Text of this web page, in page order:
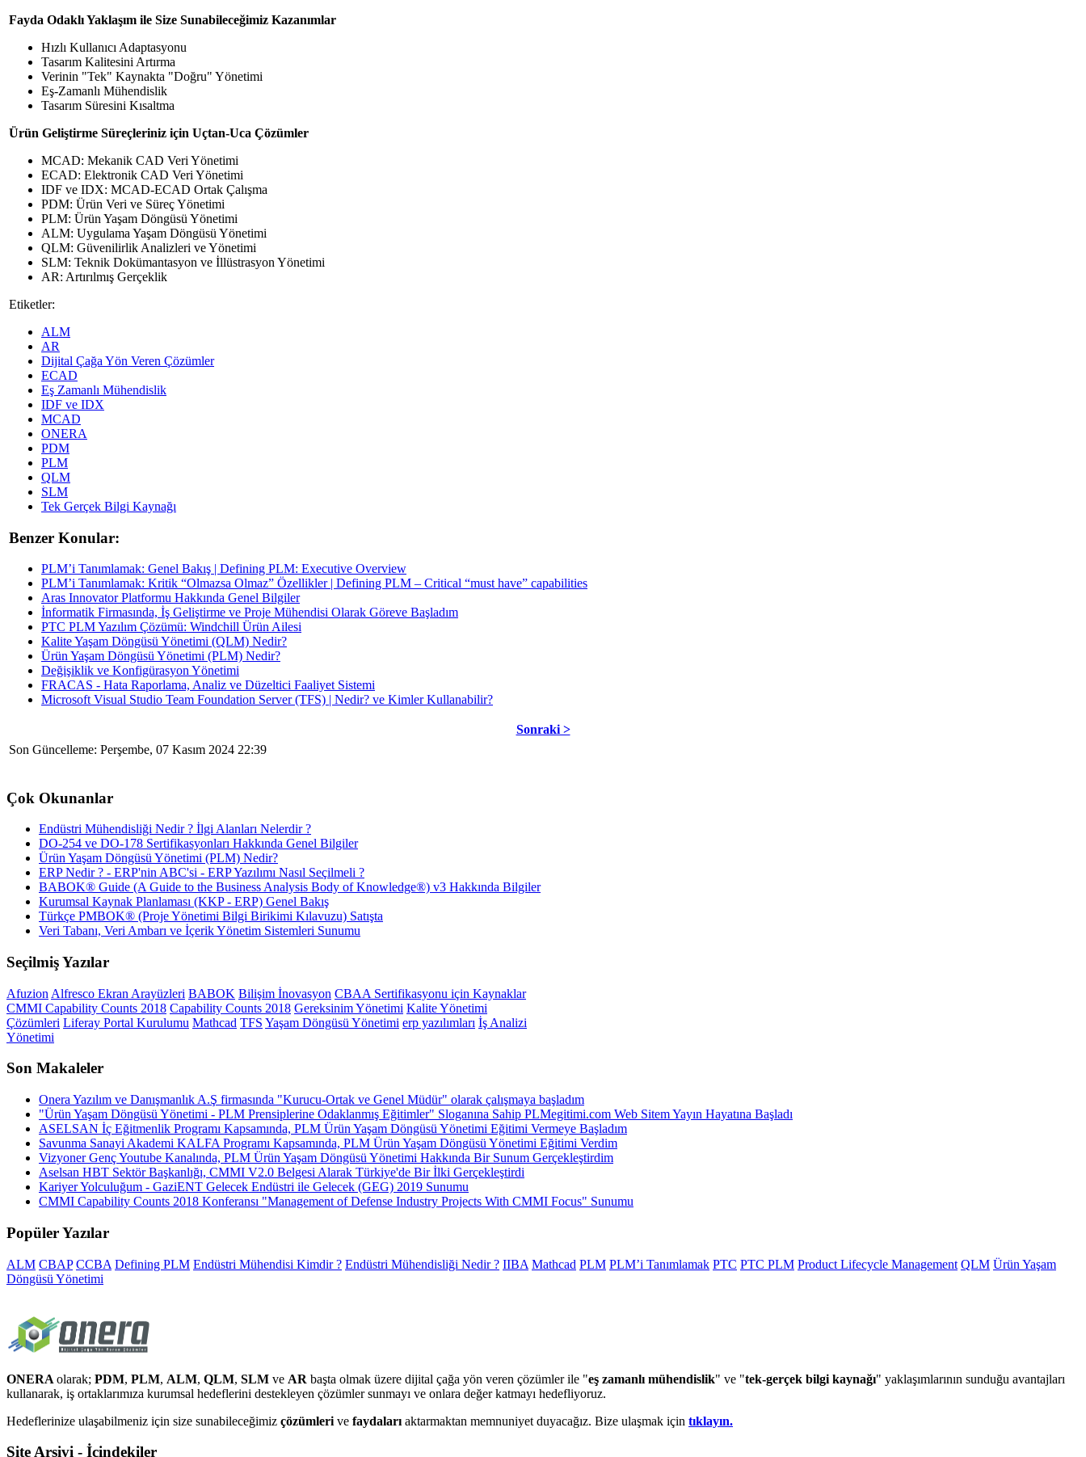
Fayda Odaklı Yaklaşım ile Size Sunabileceğimiz Kazanımlar
Hızlı Kullanıcı Adaptasyonu
Tasarım Kalitesini Artırma
Verinin "Tek" Kaynakta "Doğru" Yönetimi
Eş-Zamanlı Mühendislik
Tasarım Süresini Kısaltma
Ürün Geliştirme Süreçleriniz için Uçtan-Uca Çözümler
MCAD: Mekanik CAD Veri Yönetimi
ECAD: Elektronik CAD Veri Yönetimi
IDF ve IDX: MCAD-ECAD Ortak Çalışma
PDM: Ürün Veri ve Süreç Yönetimi
PLM: Ürün Yaşam Döngüsü Yönetimi
ALM: Uygulama Yaşam Döngüsü Yönetimi
QLM: Güvenilirlik Analizleri ve Yönetimi
SLM: Teknik Dokümantasyon ve İllüstrasyon Yönetimi
AR: Artırılmış Gerçeklik
Etiketler:
ALM
AR
Dijital Çağa Yön Veren Çözümler
ECAD
Eş Zamanlı Mühendislik
IDF ve IDX
MCAD
ONERA
PDM
PLM
QLM
SLM
Tek Gerçek Bilgi Kaynağı
Benzer Konular:
PLM’i Tanımlamak: Genel Bakış | Defining PLM: Executive Overview
PLM’i Tanımlamak: Kritik “Olmazsa Olmaz” Özellikler | Defining PLM – Critical “must have” capabilities
Aras Innovator Platformu Hakkında Genel Bilgiler
İnformatik Firmasında, İş Geliştirme ve Proje Mühendisi Olarak Göreve Başladım
PTC PLM Yazılım Çözümü: Windchill Ürün Ailesi
Kalite Yaşam Döngüsü Yönetimi (QLM) Nedir?
Ürün Yaşam Döngüsü Yönetimi (PLM) Nedir?
Değişiklik ve Konfigürasyon Yönetimi
FRACAS - Hata Raporlama, Analiz ve Düzeltici Faaliyet Sistemi
Microsoft Visual Studio Team Foundation Server (TFS) | Nedir? ve Kimler Kullanabilir?
Sonraki >
Son Güncelleme: Perşembe, 07 Kasım 2024 22:39
Çok Okunanlar
Endüstri Mühendisliği Nedir ? İlgi Alanları Nelerdir ?
DO-254 ve DO-178 Sertifikasyonları Hakkında Genel Bilgiler
Ürün Yaşam Döngüsü Yönetimi (PLM) Nedir?
ERP Nedir ? - ERP'nin ABC'si - ERP Yazılımı Nasıl Seçilmeli ?
BABOK® Guide (A Guide to the Business Analysis Body of Knowledge®) v3 Hakkında Bilgiler
Kurumsal Kaynak Planlaması (KKP - ERP) Genel Bakış
Türkçe PMBOK® (Proje Yönetimi Bilgi Birikimi Kılavuzu) Satışta
Veri Tabanı, Veri Ambarı ve İçerik Yönetim Sistemleri Sunumu
Seçilmiş Yazılar
Afuzion Alfresco Ekran Arayüzleri BABOK Bilişim İnovasyon CBAA Sertifikasyonu için Kaynaklar
CMMI Capability Counts 2018 Capability Counts 2018 Gereksinim Yönetimi Kalite Yönetimi
Çözümleri Liferay Portal Kurulumu Mathcad TFS Yaşam Döngüsü Yönetimi erp yazılımları İş Analizi
Yönetimi
Son Makaleler
Onera Yazılım ve Danışmanlık A.Ş firmasında "Kurucu-Ortak ve Genel Müdür" olarak çalışmaya başladım
"Ürün Yaşam Döngüsü Yönetimi - PLM Prensiplerine Odaklanmış Eğitimler" Sloganına Sahip PLMegitimi.com Web Sitem Yayın Hayatına Başladı
ASELSAN İç Eğitmenlik Programı Kapsamında, PLM Ürün Yaşam Döngüsü Yönetimi Eğitimi Vermeye Başladım
Savunma Sanayi Akademi KALFA Programı Kapsamında, PLM Ürün Yaşam Döngüsü Yönetimi Eğitimi Verdim
Vizyoner Genç Youtube Kanalında, PLM Ürün Yaşam Döngüsü Yönetimi Hakkında Bir Sunum Gerçekleştirdim
Aselsan HBT Sektör Başkanlığı, CMMI V2.0 Belgesi Alarak Türkiye'de Bir İlki Gerçekleştirdi
Kariyer Yolculuğum - GaziENT Gelecek Endüstri ile Gelecek (GEG) 2019 Sunumu
CMMI Capability Counts 2018 Konferansı "Management of Defense Industry Projects With CMMI Focus" Sunumu
Popüler Yazılar
ALM CBAP CCBA Defining PLM Endüstri Mühendisi Kimdir ? Endüstri Mühendisliği Nedir ? IIBA Mathcad PLM PLM’i Tanımlamak PTC PTC PLM Product Lifecycle Management QLM Ürün Yaşam
Döngüsü Yönetimi
ONERA olarak; PDM, PLM, ALM, QLM, SLM ve AR başta olmak üzere dijital çağa yön veren çözümler ile "eş zamanlı mühendislik" ve "tek-gerçek bilgi kaynağı" yaklaşımlarının sunduğu avantajları
kullanarak, iş ortaklarımıza kurumsal hedeflerini destekleyen çözümler sunmayı ve onlara değer katmayı hedefliyoruz.
Hedeflerinize ulaşabilmeniz için size sunabileceğimiz çözümleri ve faydaları aktarmaktan memnuniyet duyacağız. Bize ulaşmak için tıklayın.
Site Arşivi - İçindekiler